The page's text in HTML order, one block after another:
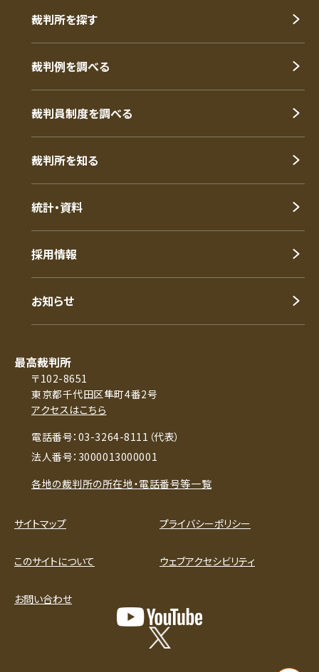
裁判所を探す
裁判例を調べる
裁判員制度を調べる
裁判所を知る
統計・資料
採用情報
お知らせ
最高裁判所
〒102-8651
東京都千代田区隼町4番2号
アクセスはこちら
電話番号：03-3264-8111（代表）
法人番号：3000013000001
各地の裁判所の所在地・電話番号等一覧
サイトマップ プライバシーポリシー
このサイトについて ウェブアクセシビリティ
お問い合わせ